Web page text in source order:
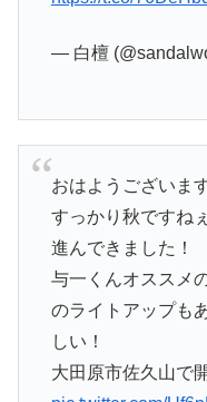
— 白檀
おはようございま
すっかり秋ですね
進んできました！
与一くんオススメ
のライトアップも
しい！
大田原市佐久山で